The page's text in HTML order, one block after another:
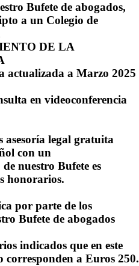
Bufete de abogados,
a un Colegio de
DE LA
actualizada a Marzo 2025
en videoconferencia
asesoría legal gratuita
con un
nuestro Bufete es
honorarios.
por parte de los
Bufete de abogados
indicados que en este
a Euros 250.